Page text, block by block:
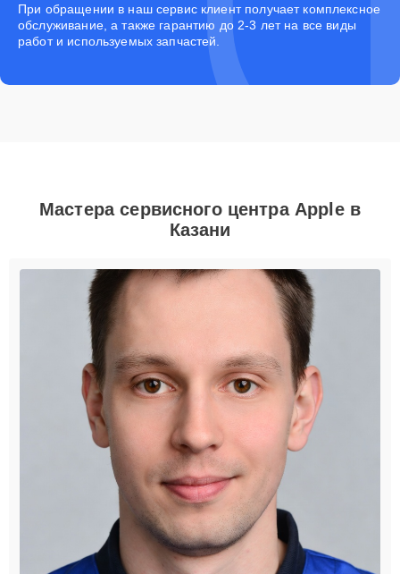
При обращении в наш сервис клиент получает комплексное
обслуживание, а также гарантию до 2-3 лет на все виды
работ и используемых запчастей.
Мастера сервисного центра Apple в
Казани